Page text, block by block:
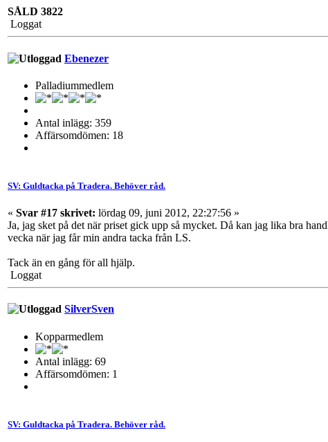
SÅLD 3822
Loggat
Ebenezer
Palladiummedlem
Antal inlägg: 359
Affärsomdömen: 18
SV: Guldtacka på Tradera. Behöver råd.
« Svar #17 skrivet: lördag 09, juni 2012, 22:27:56 »
Ja, jag sket på det när priset gick upp så mycket. Då kan jag lika bra
vecka när jag får min andra tacka från LS.
Tack än en gång för all hjälp.
Loggat
SilverSven
Kopparmedlem
Antal inlägg: 69
Affärsomdömen: 1
SV: Guldtacka på Tradera. Behöver råd.